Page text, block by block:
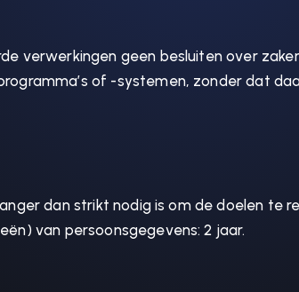
verwerkingen geen besluiten over
of -systemen, zonder dat
dan strikt nodig is om de doelen te
van persoonsgegevens: 2 jaar.